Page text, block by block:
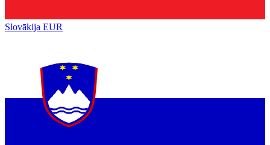
Slovākija EUR